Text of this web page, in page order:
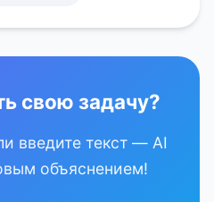
свою задачу?
введите текст — AI
объяснением!